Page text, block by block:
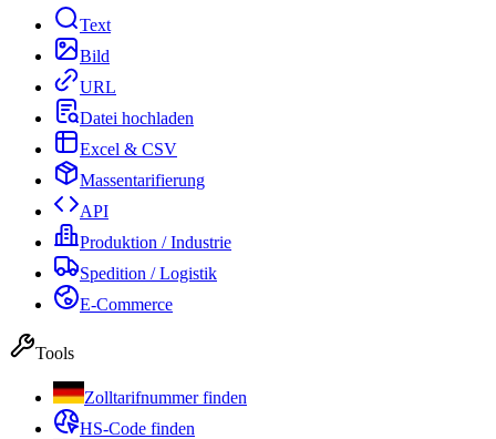
Text
Bild
URL
Datei hochladen
Excel & CSV
Massentarifierung
API
Produktion / Industrie
Spedition / Logistik
E-Commerce
Tools
Zolltarifnummer finden
HS-Code finden